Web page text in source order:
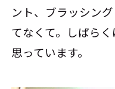
ント、ブラッシン
てなくて。しばら
思っています。